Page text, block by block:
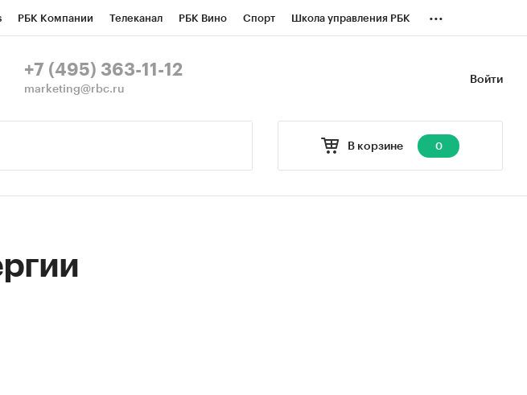
РБК Компании Телеканал РБК Вино Спорт Школа управления РБК
СПб Спецпроекты
...
Войти
+7 (495) 363-11-12
marketing@rbc.ru
В корзине 0